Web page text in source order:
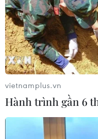
vietnamplus.vn
Hành trình gần 6